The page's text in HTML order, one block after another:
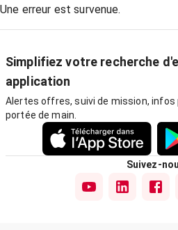
Une erreur est survenue.
Simplifiez votre recherche
application
Alertes offres, suivi de mission,
portée de main.
Suivez-